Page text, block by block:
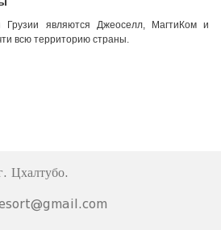
Грузии являются Джеоселл, МагтиКом и
всю территорию страны.